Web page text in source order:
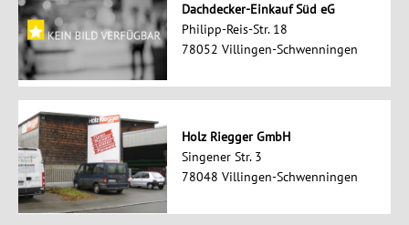
Dachdecker-Einkauf Süd eG
Philipp-Reis-Str. 18
78052 Villingen-Schwenningen
Holz Riegger GmbH
Singener Str. 3
78048 Villingen-Schwenningen